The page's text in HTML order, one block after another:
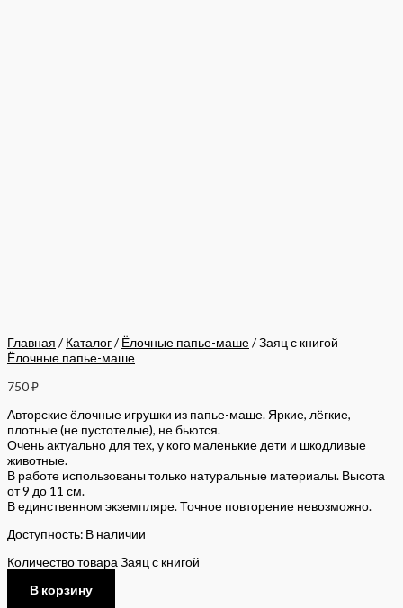
Главная / Каталог/ Ёлочные папье-маше/ Заяц с книгой
Ёлочные папье-маше
750₽
Авторские ёлочные игрушки из папье-маше. Яркие, лёгкие,
плотные (не пустотелые), не бьются.
Очень актуально для тех, у кого маленькие дети и шкодливые
животные.
В работе использованы только натуральные материалы. Высота
от 9 до 11 см.
В единственном экземпляре. Точное повторение невозможно.
Доступность: В наличии
Количество товара Заяц с книгой
В корзину